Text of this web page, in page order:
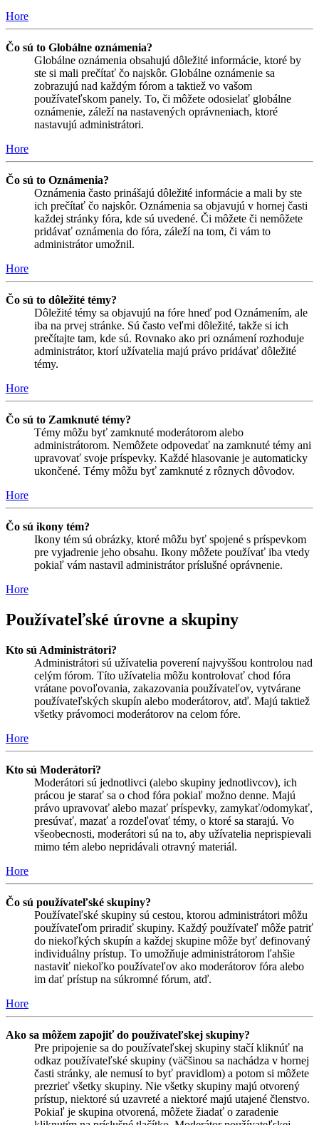
Hore
Čo sú to Globálne oznámenia?
Globálne oznámenia obsahujú dôležité informácie, ktoré by
ste si mali prečítať čo najskôr. Globálne oznámenie sa
zobrazujú nad každým fórom a taktiež vo vašom
používateľskom panely. To, či môžete odosielať globálne
oznámenie, záleží na nastavených oprávneniach, ktoré
nastavujú administrátori.
Hore
Čo sú to Oznámenia?
Oznámenia často prinášajú dôležité informácie a mali by ste
ich prečítať čo najskôr. Oznámenia sa objavujú v hornej časti
každej stránky fóra, kde sú uvedené. Či môžete či nemôžete
pridávať oznámenia do fóra, záleží na tom, či vám to
administrátor umožnil.
Hore
Čo sú to dôležité témy?
Dôležité témy sa objavujú na fóre hneď pod Oznámením, ale
iba na prvej stránke. Sú často veľmi dôležité, takže si ich
prečítajte tam, kde sú. Rovnako ako pri oznámení rozhoduje
administrátor, ktorí užívatelia majú právo pridávať dôležité
témy.
Hore
Čo sú to Zamknuté témy?
Témy môžu byť zamknuté moderátorom alebo
administrátorom. Nemôžete odpovedať na zamknuté témy ani
upravovať svoje príspevky. Každé hlasovanie je automaticky
ukončené. Témy môžu byť zamknuté z rôznych dôvodov.
Hore
Čo sú ikony tém?
Ikony tém sú obrázky, ktoré môžu byť spojené s príspevkom
pre vyjadrenie jeho obsahu. Ikony môžete používať iba vtedy
pokiaľ vám nastavil administrátor príslušné oprávnenie.
Hore
Používateľské úrovne a skupiny
Kto sú Administrátori?
Administrátori sú užívatelia poverení najvyššou kontrolou nad
celým fórom. Títo užívatelia môžu kontrolovať chod fóra
vrátane povoľovania, zakazovania používateľov, vytvárane
používateľských skupín alebo moderátorov, atď. Majú taktiež
všetky právomoci moderátorov na celom fóre.
Hore
Kto sú Moderátori?
Moderátori sú jednotlivci (alebo skupiny jednotlivcov), ich
prácou je starať sa o chod fóra pokiaľ možno denne. Majú
právo upravovať alebo mazať príspevky, zamykať/odomykať,
presúvať, mazať a rozdeľovať témy, o ktoré sa starajú. Vo
všeobecnosti, moderátori sú na to, aby užívatelia neprispievali
mimo tém alebo nepridávali otravný materiál.
Hore
Čo sú používateľské skupiny?
Používateľské skupiny sú cestou, ktorou administrátori môžu
používateľom priradiť skupiny. Každý používateľ môže patriť
do niekoľkých skupín a každej skupine môže byť definovaný
individuálny prístup. To umožňuje administrátorom ľahšie
nastaviť niekoľko používateľov ako moderátorov fóra alebo
im dať prístup na súkromné fórum, atď.
Hore
Ako sa môžem zapojiť do používateľskej skupiny?
Pre pripojenie sa do používateľskej skupiny stačí kliknúť na
odkaz používateľské skupiny (väčšinou sa nachádza v hornej
časti stránky, ale nemusí to byť pravidlom) a potom si môžete
prezrieť všetky skupiny. Nie všetky skupiny majú otvorený
prístup, niektoré sú uzavreté a niektoré majú utajené členstvo.
Pokiaľ je skupina otvorená, môžete žiadať o zaradenie